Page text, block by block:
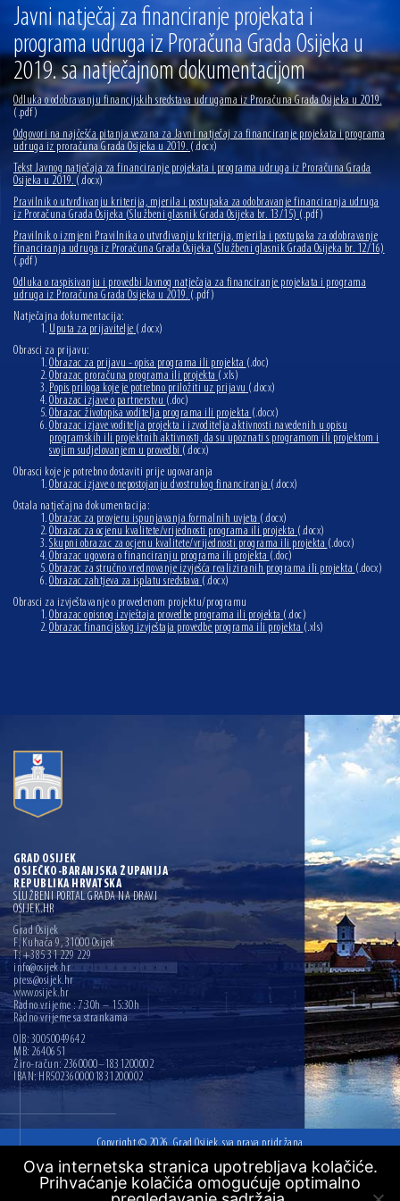
13.07.2026 | Ljetnim izdanjem Večeri vina i umjetnosti završen Vinski mjesec
07.07.2026 | Održana 8. sjednica Gradskog vijeća Grada Osijeka. Gradonačelnik
Radić istaknuo da je u osječke vrtiće upisan rekordan broj djece, te najavio cjelovitu
obnovu glavnog osječkog Trga Ante Starčevića
06.07.2026 | Brevis koncertom u Zlatnoj dvorani Musikvereina obilježio 30 godina
djelovanja
04.07.2026 | Zbog povoljnih vodostaja i pravodobnih mjera komarci ove godine pod
kontrolom
04.08.2026 | U Osijeku obilježen Dan pobjede i domovinske zahvalnosti i Dan
hrvatskih branitelja
Javni natječaj za financiranje projekata i
programa udruga iz Proračuna Grada Osijeka u
2019. sa natječajnom dokumentacijom
Odluka o odobravanju financijskih sredstava udrugama iz Proračuna Grada Osijeka u 2019.
(.pdf)
Odgovori na najčešća pitanja vezana za Javni natječaj za financiranje projekata i programa
udruga iz proračuna Grada Osijeka u 2019. (.docx)
Tekst Javnog natječaja za financiranje projekata i programa udruga iz Proračuna Grada
Osijeka u 2019. (.docx)
Pravilnik o utvrđivanju kriterija, mjerila i postupaka za odobravanje financiranja udruga
iz Proračuna Grada Osijeka (Službeni glasnik Grada Osijeka br. 13/15) (.pdf)
Pravilnik o izmjeni Pravilnika o utvrđivanju kriterija, mjerila i postupaka za odobravanje
financiranja udruga iz Proračuna Grada Osijeka (Službeni glasnik Grada Osijeka br. 12/16)
(.pdf)
Odluka o raspisivanju i provedbi Javnog natječaja za financiranje projekata i programa
udruga iz Proračuna Grada Osijeka u 2019. (.pdf)
Natječajna dokumentacija:
Uputa za prijavitelje (.docx)
Obrasci za prijavu:
Obrazac za prijavu - opisa programa ili projekta (.doc)
Obrazac proračuna programa ili projekta (.xls)
Popis priloga koje je potrebno priložiti uz prijavu (.docx)
Obrazac izjave o partnerstvu (.doc)
Obrazac životopisa voditelja programa ili projekta (.docx)
Obrazac izjave voditelja projekta i izvoditelja aktivnosti navedenih u opisu
programskih ili projektnih aktivnosti, da su upoznati s programom ili projektom i
svojim sudjelovanjem u provedbi (.docx)
Obrasci koje je potrebno dostaviti prije ugovaranja
Obrazac izjave o nepostojanju dvostrukog financiranja (.docx)
Ostala natječajna dokumentacija:
Obrazac za provjeru ispunjavanja formalnih uvjeta (.docx)
Obrazac za ocjenu kvalitete/vrijednosti programa ili projekta (.docx)
Skupni obrazac za ocjenu kvalitete/vrijednosti programa ili projekta (.docx)
Obrazac ugovora o financiranju programa ili projekta (.doc)
Obrazac za stručno vrednovanje izvješća realiziranih programa ili projekta (.docx)
Obrazac zahtjeva za isplatu sredstava (.docx)
Obrasci za izvještavanje o provedenom projektu/programu
Obrazac opisnog izvještaja provedbe programa ili projekta (.doc)
Obrazac financijskog izvještaja provedbe programa ili projekta (.xls)
GRAD OSIJEK
OSJEČKO-BARANJSKA ŽUPANIJA
REPUBLIKA HRVATSKA
SLUŽBENI PORTAL GRADA NA DRAVI
OSIJEK.HR
Grad Osijek
F. Kuhača 9, 31000 Osijek
T: +385 31 229 229
info@osijek.hr
press@osijek.hr
www.osijek.hr
Radno vrijeme : 7:30h – 15:30h
Radno vrijeme sa strankama
OIB: 30050049642
MB: 2640651
Žiro-račun: 2360000–1831200002
IBAN: HR5023600001831200002
Copyright © 2026. Grad Osijek, sva prava pridržana
Digitalna pristupačnost
Mapa web mjesta
Ova internetska stranica upotrebljava kolačiće.
Prihvaćanje kolačića omogućuje optimalno